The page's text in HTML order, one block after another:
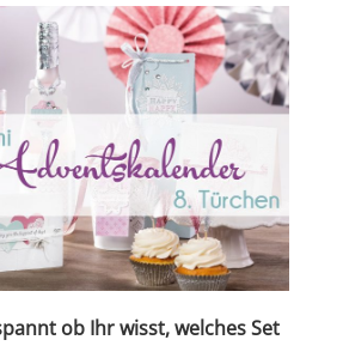
ob Ihr wisst, welches Set